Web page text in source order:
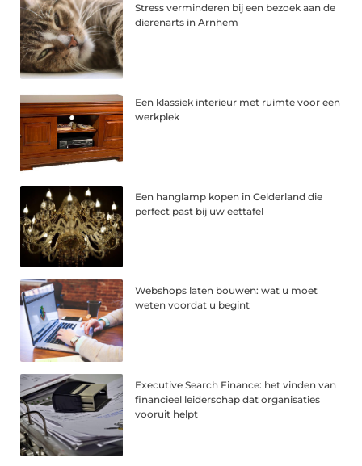
Stress verminderen bij een bezoek aan de
dierenarts in Arnhem
Een klassiek interieur met ruimte voor een
werkplek
Een hanglamp kopen in Gelderland die
perfect past bij uw eettafel
Webshops laten bouwen: wat u moet
weten voordat u begint
Executive Search Finance: het vinden van
financieel leiderschap dat organisaties
vooruit helpt